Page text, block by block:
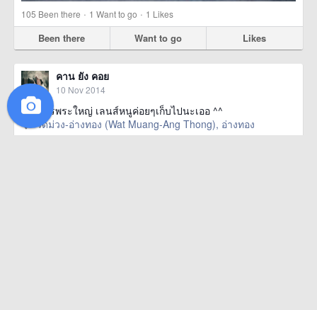
105 Been there · 1 Want to go · 1 Likes
Been there Want to go Likes
คาน ยัง คอย
10 Nov 2014
อลังการพระใหญ่ เลนส์หนูค่อยๆเก็บไปนะเออ ^^
วัดม่วง-อ่างทอง (Wat Muang-Ang Thong), อ่างทอง